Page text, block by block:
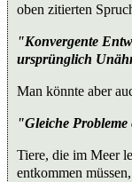
oben zitierten
"Konvergente
ursprünglich
Man könnte aber
"Gleiche
Tiere, die im Meer
entkommen